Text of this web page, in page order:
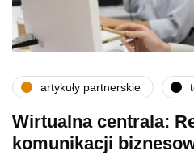
artykuły partnerskie
Wirtualna centrala:
komunikacji